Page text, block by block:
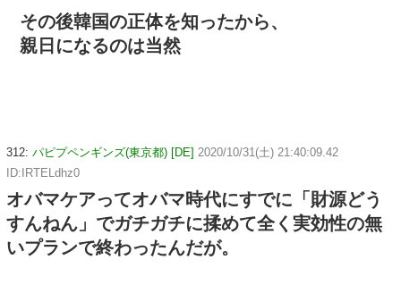
その後韓国の正体を知ったから、
親日になるのは当然
312: パピプペンギンズ(東京都) [DE] 2020/10/31(土) 21:40:09.42
ID:IRTELdhz0
オバマケアってオバマ時代にすでに「財源どう
すんねん」でガチガチに揉めて全く実効性の無
いプランで終わったんだが。